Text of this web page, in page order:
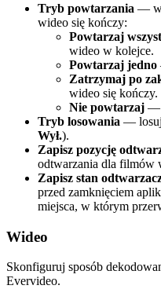
Tryb powtarzania —
wideo się kończy:
Powtarzaj
wideo w kolejce.
Powtarzaj jedno
Zatrzymaj po
wideo się kończy.
Nie powtarzaj —
Tryb losowania — losuj
Wył.).
Zapisz pozycję
odtwarzania dla filmów
Zapisz stan
przed zamknięciem
miejsca, w którym
Wideo
Skonfiguruj sposób
Evervideo.